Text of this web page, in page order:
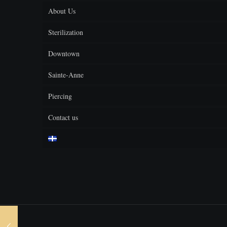
About Us
F.A.Q.
Sterilization
Downtown
Sainte-Anne
Piercing
Contact us